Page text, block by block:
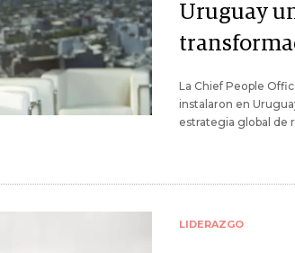
Uruguay
La Chief People
instalaron en
estrategia global de
LIDERAZGO